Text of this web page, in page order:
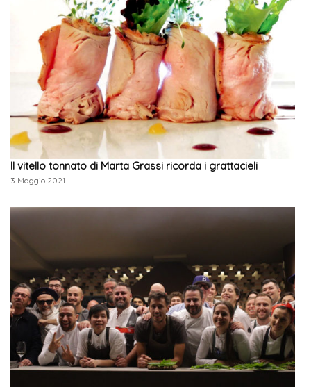
Il vitello tonnato di Marta Grassi ricorda i grattacieli
3 Maggio 2021